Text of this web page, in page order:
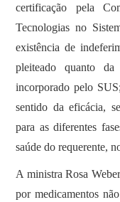
certificação pela
Tecnologias no
existência de
pleiteado quanto da
incorporado pelo
sentido da eficácia,
para as diferentes
saúde do requerente,
A ministra Rosa
por medicamentos